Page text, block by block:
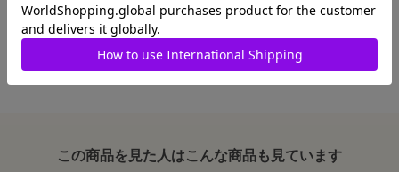
1609311-014
この商品を見た人はこんな商品も見ています